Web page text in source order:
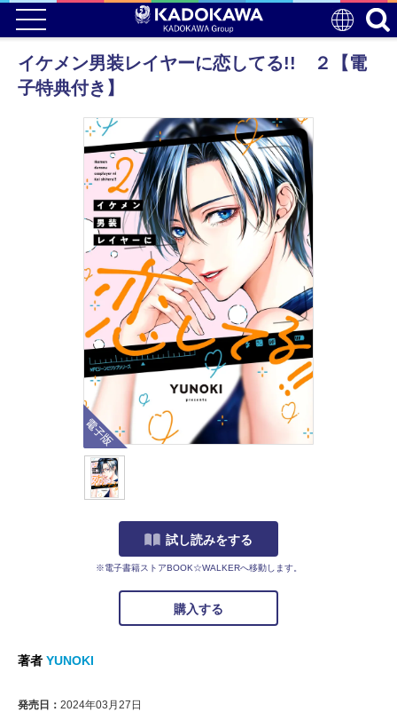
イケメン男装レイヤーに恋してる!! ２【電
子特典付き】
電子版
試し読みをする
※電子書籍ストアBOOK☆WALKERへ移動します。
購入する
著者 YUNOKI
発売日： 2024年03月27日